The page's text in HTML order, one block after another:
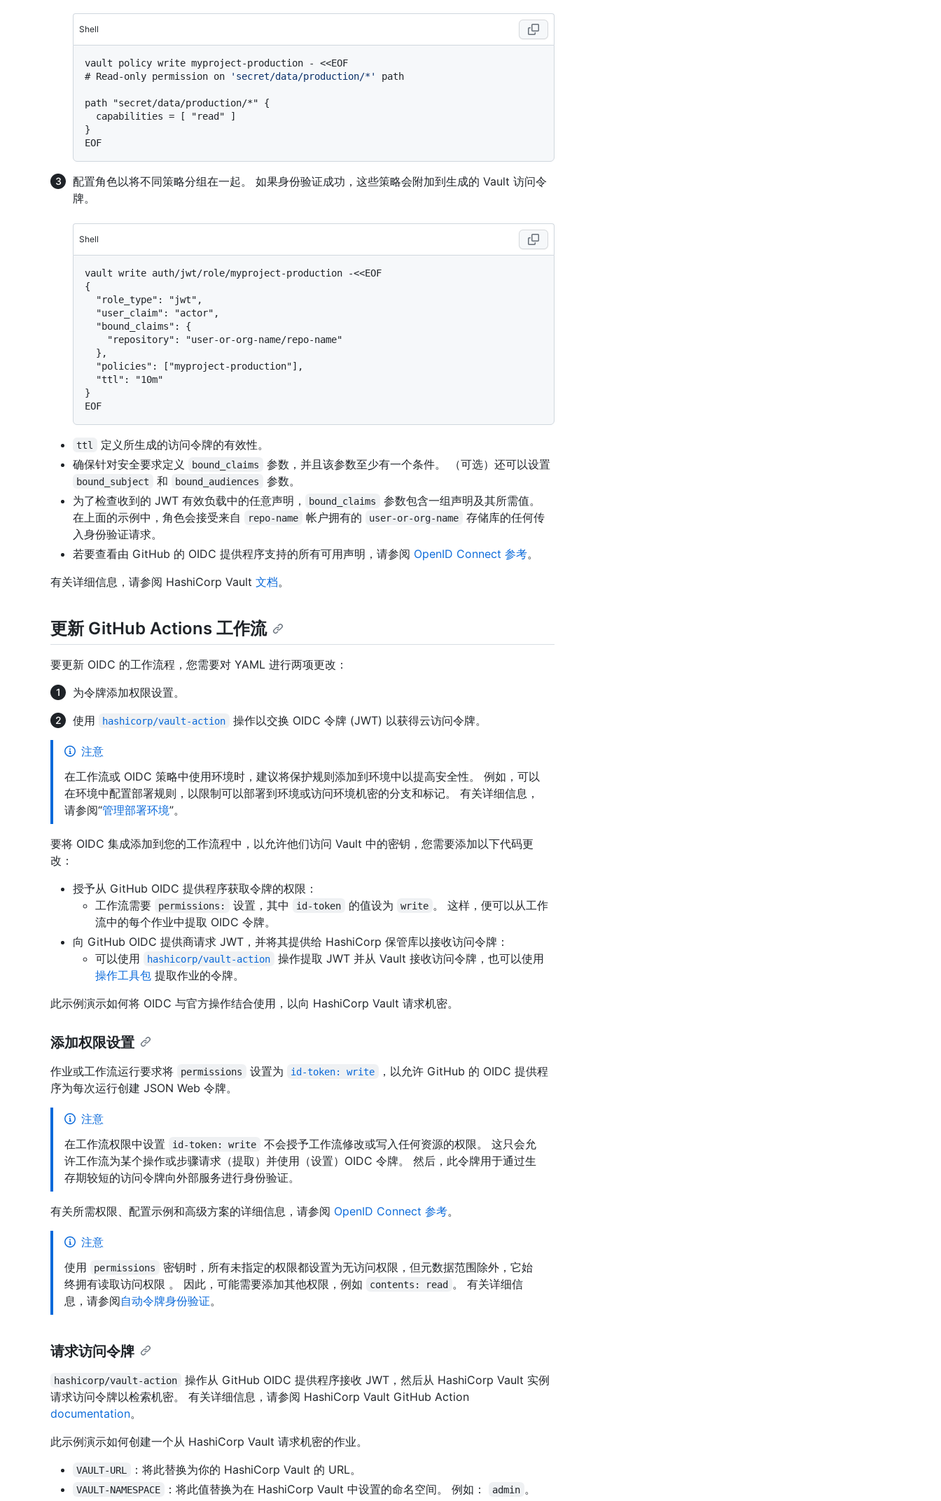
Shell
# Read-only permission on 'secret/data/production/*' path
path "secret/data/production/*" {
}
配置角色以将不同策略分组在一起。 如果身份验证成功，这些策略会附加到生成的 Vault 访问令
牌。
Shell
vault write auth/jwt/role/myproject-production -<<EOF
{
}
ttl
定义所生成的访问令牌的有效性。
确保针对安全要求定义
bound_claims 参数，并且该参数至少有一个条件。 （可选）还可以设置
bound_subject 和 bound_audiences
参数。
为了检查收到的 JWT 有效负载中的任意声明，
bound_claims
参数包含一组声明及其所需值。
在上面的示例中，角色会接受来自
repo-name 帐户拥有的 user-or-org-name
存储库的任何传
入身份验证请求。
若要查看由 GitHub 的 OIDC 提供程序支持的所有可用声明，请参阅 OpenID Connect 参考。
有关详细信息，请参阅 HashiCorp Vault 文档。
更新 GitHub Actions 工作流
要更新 OIDC 的工作流程，您需要对 YAML 进行两项更改：
为令牌添加权限设置。
使用
hashicorp/vault-action 操作以交换 OIDC 令牌 (JWT) 以获得云访问令牌。
注意
在工作流或 OIDC 策略中使用环境时，建议将保护规则添加到环境中以提高安全性。 例如，可以
在环境中配置部署规则，以限制可以部署到环境或访问环境机密的分支和标记。 有关详细信息，
请参阅“管理部署环境”。
要将 OIDC 集成添加到您的工作流程中，以允许他们访问 Vault 中的密钥，您需要添加以下代码更
改：
授予从 GitHub OIDC 提供程序获取令牌的权限：
工作流需要
permissions: 设置，其中 id-token 的值设为 write 。 这样，便可以从工作
流中的每个作业中提取 OIDC 令牌。
向 GitHub OIDC 提供商请求 JWT，并将其提供给 HashiCorp 保管库以接收访问令牌：
可以使用
hashicorp/vault-action
操作提取 JWT 并从 Vault 接收访问令牌，也可以使用
操作工具包 提取作业的令牌。
此示例演示如何将 OIDC 与官方操作结合使用，以向 HashiCorp Vault 请求机密。
添加权限设置
作业或工作流运行要求将 permissions 设置为 id-token: write
，以允许 GitHub 的 OIDC 提供程
序为每次运行创建 JSON Web 令牌。
注意
在工作流权限中设置
id-token: write
不会授予工作流修改或写入任何资源的权限。 这只会允
许工作流为某个操作或步骤请求（提取）并使用（设置）OIDC 令牌。 然后，此令牌用于通过生
存期较短的访问令牌向外部服务进行身份验证。
有关所需权限、配置示例和高级方案的详细信息，请参阅 OpenID Connect 参考。
注意
使用
permissions
密钥时，所有未指定的权限都设置为无访问权限，但元数据范围除外，它始
终拥有读取访问权限 。 因此，可能需要添加其他权限，例如
contents: read
。 有关详细信
息，请参阅自动令牌身份验证。
请求访问令牌
hashicorp/vault-action
操作从 GitHub OIDC 提供程序接收 JWT，然后从 HashiCorp Vault 实例
请求访问令牌以检索机密。 有关详细信息，请参阅 HashiCorp Vault GitHub Action
documentation。
此示例演示如何创建一个从 HashiCorp Vault 请求机密的作业。
VAULT-URL ：将此替换为你的 HashiCorp Vault 的 URL。
VAULT-NAMESPACE ：将此值替换为在 HashiCorp Vault 中设置的命名空间。 例如： admin 。